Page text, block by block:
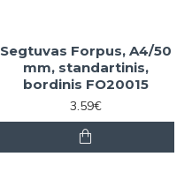
Segtuvas Forpus, A4/50
mm, standartinis,
bordinis FO20015
3.59€